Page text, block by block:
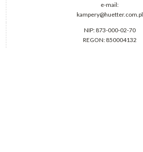
e-mail:
kampery@huetter.com.pl
NIP: 873-000-02-70
REGON: 850004132